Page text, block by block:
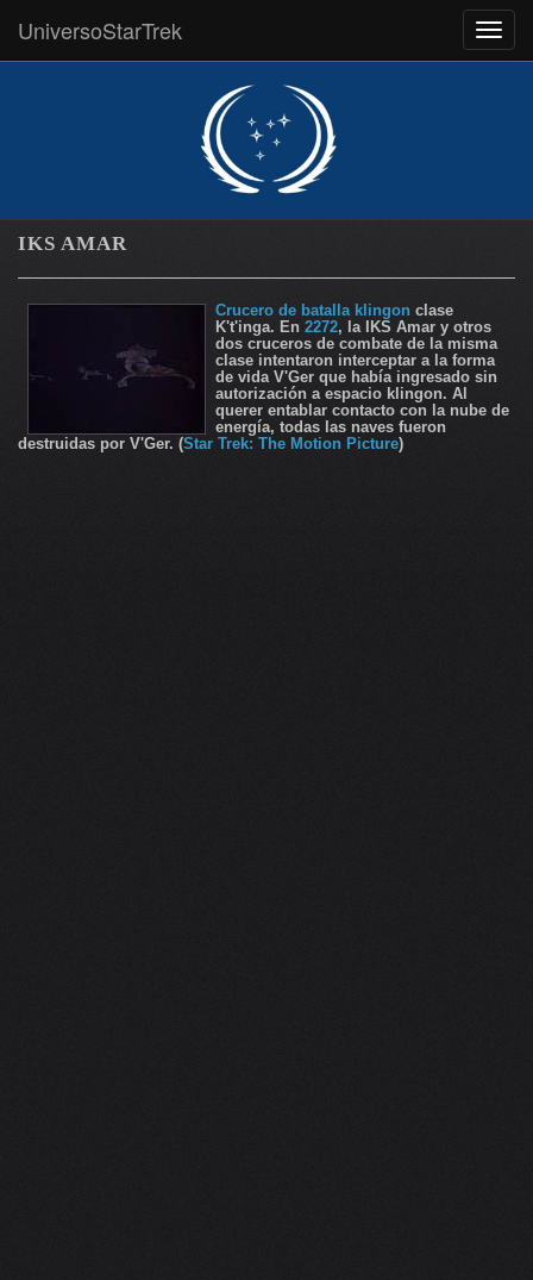
UniversoStarTrek
IKS AMAR
Crucero de batalla klingon clase
K't'inga. En 2272, la IKS Amar y otros
dos cruceros de combate de la misma
clase intentaron interceptar a la forma
de vida V'Ger que había ingresado sin
autorización a espacio klingon. Al
querer entablar contacto con la nube de
energía, todas las naves fueron
destruidas por V'Ger. (Star Trek: The Motion Picture)